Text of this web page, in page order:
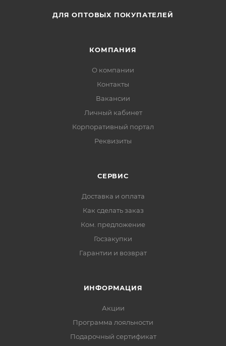
ДЛЯ ОПТОВЫХ ПОКУПАТЕЛЕЙ
КОМПАНИЯ
О компании
Контакты
Вакансии
Личный кабинет
Корпоративный портал
Реквизиты
СЕРВИС
Доставка и оплата
Как сделать заказ
Ком. предложение
Госзакупки
Гарантии и возврат
ИНФОРМАЦИЯ
Акции
Программа лояльности
Подарочный сертификат